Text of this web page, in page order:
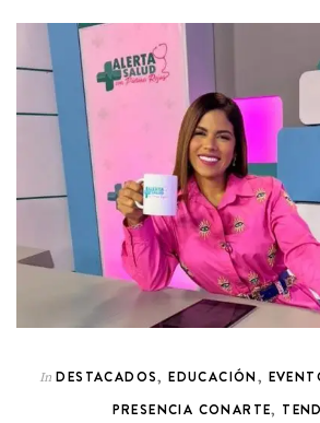
In DESTACADOS,EDUCACIÓN,
PRESENCIA CONARTE,